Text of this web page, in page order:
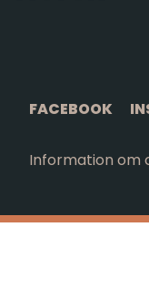
FACEBOOK
Information om